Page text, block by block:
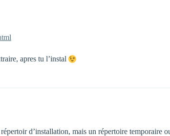
apres tu l’instal
d’installation, mais un répertoire temporaire